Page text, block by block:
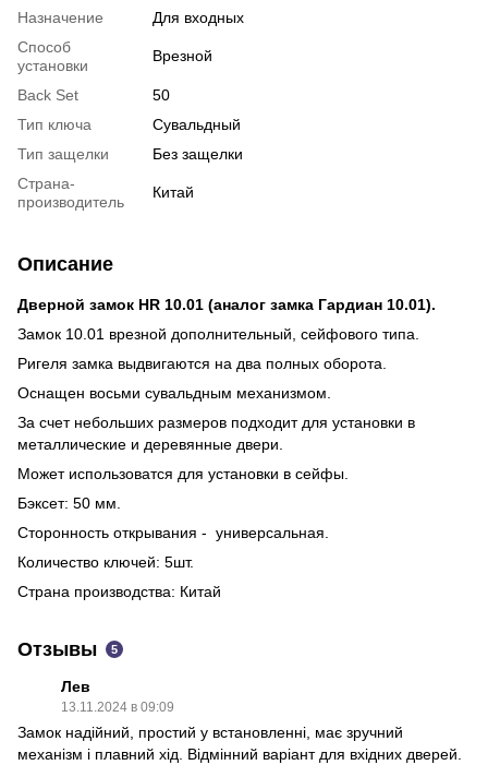
Назначение
Для входных
Способ
установки
Врезной
Back Set
50
Тип ключа
Сувальдный
Тип защелки
Без защелки
Страна-
производитель
Китай
Описание
Дверной замок HR 10.01 (аналог замка Гардиан 10.01).
Замок 10.01 врезной дополнительный, сейфового типа.
Ригеля замка выдвигаются на два полных оборота.
Оснащен восьми сувальдным механизмом.
За счет небольших размеров подходит для установки в
металлические и деревянные двери.
Может использоватся для установки в сейфы.
Бэксет: 50 мм.
Сторонность открывания - универсальная.
Количество ключей: 5шт.
Страна производства: Китай
Отзывы 5
Лев
13.11.2024 в 09:09
Замок надійний, простий у встановленні, має зручний
механізм і плавний хід. Відмінний варіант для вхідних дверей.